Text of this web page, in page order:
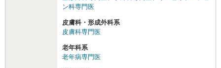
ン科専門医
皮膚科・形成外科系
皮膚科専門医
老年科系
老年病専門医